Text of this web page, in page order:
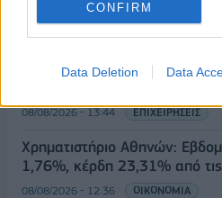
CONFIRM
Data Deletion Data
08/08/2026 - 12:58 ΟΙΚΟΝΟΜΙΑ
Hamilton Ltd. συνάπτουν
08/08/2026 - 13:44 ΕΠΙΧΕΙΡΗΣΕΙΣ
Χρηματιστήριο Αθηνών:
1,76%, κέρδη 23,31% από
08/08/2026 - 12:36 ΟΙΚΟΝΟΜΙΑ